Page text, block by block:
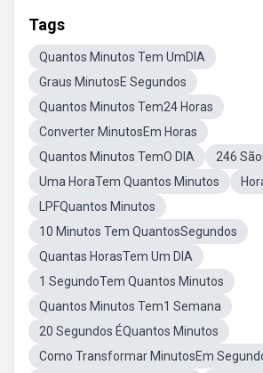
Tags
Quantos Minutos Tem UmDIA
Graus MinutosE Segundos
Quantos Minutos Tem24 Horas
Converter MinutosEm Horas
Quantos Minutos TemO DIA
246
Uma HoraTem Quantos Minutos
LPFQuantos Minutos
10 Minutos Tem QuantosSegundos
Quantas HorasTem Um DIA
1 SegundoTem Quantos Minutos
Quantos Minutos Tem1 Semana
20 Segundos ÉQuantos Minutos
Como Transformar MinutosEm